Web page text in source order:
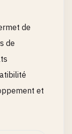
de
de
et